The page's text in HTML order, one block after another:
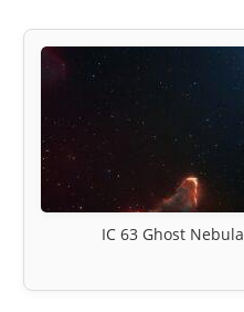
IC 63 Ghost Nebula